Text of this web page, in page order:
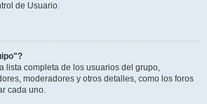
de Usuario.
lista completa de los usuarios del grupo,
moderadores y otros detalles, como los foros
cada uno.